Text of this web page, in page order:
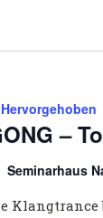
–
Hervorgehoben
Seminarhaus
Klangtrance